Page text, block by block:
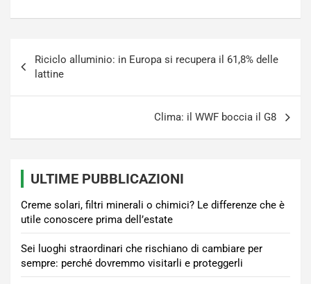
articoli
Riciclo alluminio: in Europa si recupera il 61,8% delle
lattine
Clima: il WWF boccia il G8
ULTIME PUBBLICAZIONI
Creme solari, filtri minerali o chimici? Le differenze che è
utile conoscere prima dell’estate
Sei luoghi straordinari che rischiano di cambiare per
sempre: perché dovremmo visitarli e proteggerli